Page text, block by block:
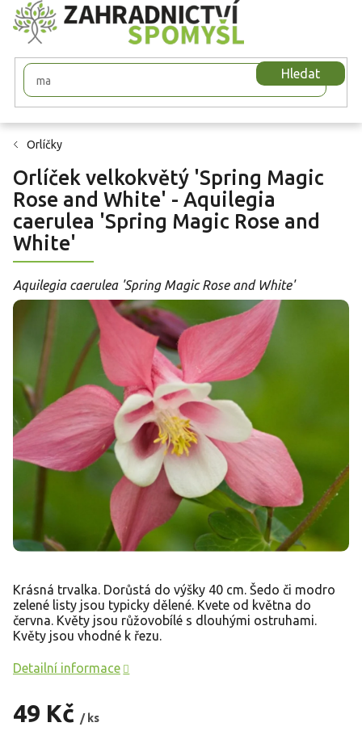
Přejít
na
obsah
Hledat
Orlíčky
Orlíček velkokvětý 'Spring Magic
Rose and White' - Aquilegia
caerulea 'Spring Magic Rose and
White'
Aquilegia caerulea 'Spring Magic Rose and White'
49 Kč / ks
Krásná trvalka. Dorůstá do výšky 40 cm. Šedo či modro
zelené listy jsou typicky dělené. Kvete od května do
června. Květy jsou růžovobílé s dlouhými ostruhami.
Květy jsou vhodné k řezu.
Detailní informace